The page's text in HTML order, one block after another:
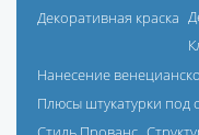
Декоративная краска
Нанесение
Плюсы штукатурки под